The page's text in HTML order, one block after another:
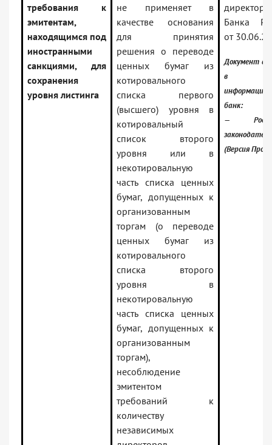
требования к
эмитентам,
находящимся под
иностранными
санкциями, для
сохранения
уровня листинга
не применяет в
качестве основания
для принятия
решения о переводе
ценных бумаг из
котировального
списка первого
(высшего) уровня в
котировальный
список второго
уровня или в
некотировальную
часть списка ценных
бумаг, допущенных к
организованным
торгам (о переводе
ценных бумаг из
котировального
списка второго
уровня в
некотировальную
часть списка ценных
бумаг, допущенных к
организованным
торгам),
несоблюдение
эмитентом
требований к
количеству
независимых
Банка
от
Документ
в
банк:
—
(Версия Проф)